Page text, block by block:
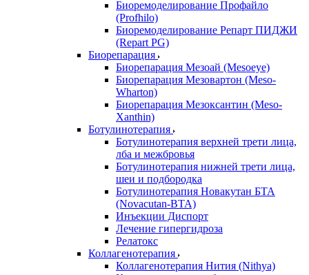
Биоремоделирование Профайло
(Profhilo)
Биоремоделирование Репарт ПИДЖИ
(Repart PG)
Биорепарация
Биорепарация Мезоай (Mesoeye)
Биорепарация Мезовартон (Meso-
Wharton)
Биорепарация Мезоксантин (Meso-
Xanthin)
Ботулинотерапия
Ботулинотерапия верхней трети лица,
лба и межбровья
Ботулинотерапия нижней трети лица,
шеи и подбородка
Ботулинотерапия Новакутан БТА
(Novacutan-BTA)
Инъекции Диспорт
Лечение гипергидроза
Релатокс
Коллагенотерапия
Коллагенотерапия Нития (Nithya)